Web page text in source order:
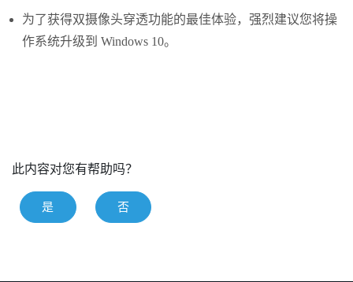
为了获得双摄像头穿透功能的最佳体验，强烈建议您将操
作系统升级到 Windows10。
此内容对您有帮助吗？
是 否